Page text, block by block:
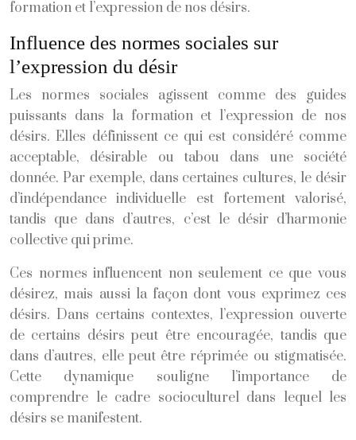
formation et l’expression de nos désirs.
Influence des normes sociales sur
l’expression du désir
Les normes sociales agissent comme des guides
puissants dans la formation et l’expression de nos
désirs. Elles définissent ce qui est considéré comme
acceptable, désirable ou tabou dans une société
donnée. Par exemple, dans certaines cultures, le désir
d’indépendance individuelle est fortement valorisé,
tandis que dans d’autres, c’est le désir d’harmonie
collective qui prime.
Ces normes influencent non seulement ce que vous
désirez, mais aussi la façon dont vous exprimez ces
désirs. Dans certains contextes, l’expression ouverte
de certains désirs peut être encouragée, tandis que
dans d’autres, elle peut être réprimée ou stigmatisée.
Cette dynamique souligne l’importance de
comprendre le cadre socioculturel dans lequel les
désirs se manifestent.